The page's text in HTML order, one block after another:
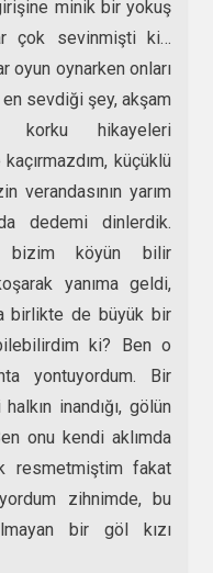
minik bir yokuş
çok sevinmişti ki…
oyun oynarken onları
sevdiği şey, akşam
korku hikayeleri
küçüklü
verandasının yarım
dedemi dinlerdik.
bizim köyün bilir
yanıma geldi,
birlikte de büyük bir
ki? Ben o
yontuyordum. Bir
inandığı, gölün
onu kendi aklımda
resmetmiştim fakat
zihnimde, bu
bir göl kızı